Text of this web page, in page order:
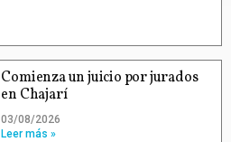
Comienza un juicio por jurados
en Chajarí
03/08/2026
Leer más »